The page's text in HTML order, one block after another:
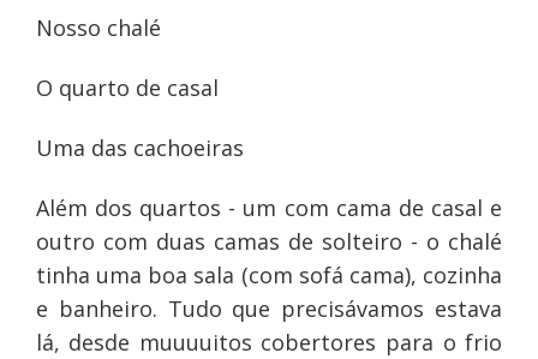
Nosso chalé
O quarto de casal
Uma das cachoeiras
Além dos quartos - um com cama de casal e
outro com duas camas de solteiro - o chalé
tinha uma boa sala (com sofá cama), cozinha
e banheiro. Tudo que precisávamos estava
lá, desde muuuuitos cobertores para o frio